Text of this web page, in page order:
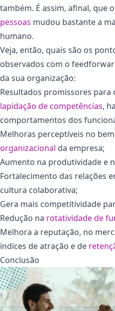
também. É assim, afinal, que
pessoas mudou bastante a
humano.
Veja, então, quais são os
observados com o
da sua organização:
Resultados promissores para
lapidação de competências,
comportamentos dos
Melhoras perceptíveis no
organizacional da empresa;
Aumento na produtividade e
Fortalecimento das relações
cultura colaborativa;
Gera mais competitividade
Redução na rotatividade de
Melhora a reputação, no
índices de atração e de
Conclusão